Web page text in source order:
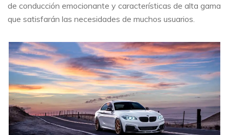
de conducción emocionante y características de alta gama
que satisfarán las necesidades de muchos usuarios.